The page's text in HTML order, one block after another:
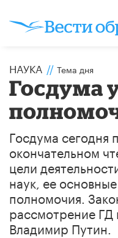
НАУКА // Тема дня
Госдума
Госдума сегодня
окончательном
цели
наук, ее
полномочия.
рассмотрение
Владимир Путин.